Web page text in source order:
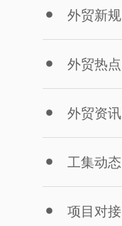
外贸新规
外贸热点
外贸资讯
工集动态
项目对接